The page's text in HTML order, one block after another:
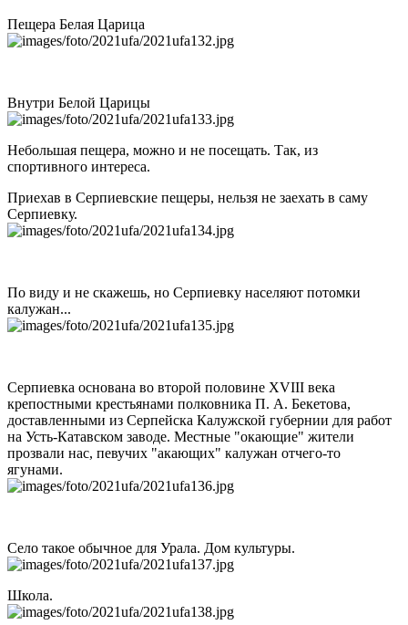
Пещера Белая Царица
Внутри Белой Царицы
Небольшая пещера, можно и не посещать. Так, из
спортивного интереса.
Приехав в Серпиевские пещеры, нельзя не заехать в саму
Серпиевку.
По виду и не скажешь, но Серпиевку населяют потомки
калужан...
Серпиевка основана во второй половине XVIII века
крепостными крестьянами полковника П. А. Бекетова,
доставленными из Серпейска Калужской губернии для работ
на Усть-Катавском заводе. Местные "окающие" жители
прозвали нас, певучих "акающих" калужан отчего-то
ягунами.
Село такое обычное для Урала. Дом культуры.
Школа.